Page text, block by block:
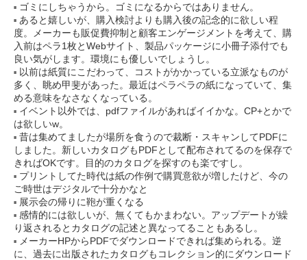
ゴミにしちゃうから。ゴミになるからではありません。
あると嬉しいが、購入検討よりも購入後の記念的に欲しい程
度。メーカーも販促費抑制と顧客エンゲージメントを考えて、購
入前はペラ1枚とWebサイト、製品パッケージに小冊子添付でも
良い気がします。環境にも優しいでしょうし。
以前は紙質にこだわって、コストがかかっている立派なものが
多く、眺め甲斐があった。最近はペラペラの紙になっていて、集
める意味をなさなくなっている。
イベント以外では、pdfファイルがあればイイかな。CP+とかで
は欲しいw。
昔は集めてましたが場所を食うので裁断・スキャンしてPDFに
しました。新しいカタログもPDFとして配布されてるのを保存で
きればOKです。目的のカタログを探すのも楽ですし。
プリントしてた時代は紙の作例で購買意欲が増したけど、今の
ご時世はデジタルで十分かなと
展示会の帰りに鞄が重くなる
感情的には欲しいが、無くてもかまわない。アップデートが繰
り返されるとカタログの記述と異なってることもあるし。
メーカーHPからPDFでダウンロードできれば集められる。逆
に、過去に出版されたカタログもコレクション的にダウンロード